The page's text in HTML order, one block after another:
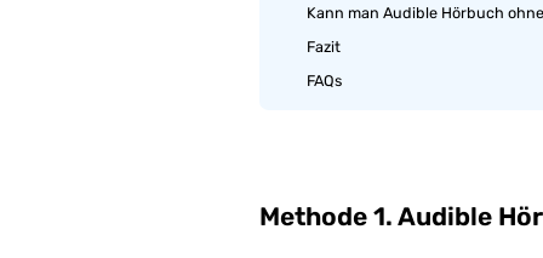
Kann man Audible Hörbuch
Fazit
FAQs
Methode 1. Audible